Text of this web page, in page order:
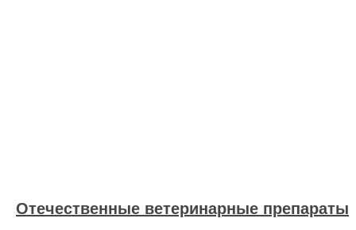
Отечественные ветеринарные препараты